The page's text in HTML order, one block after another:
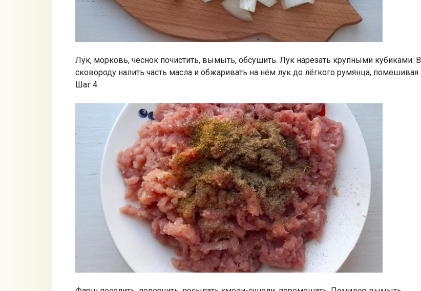
Лук, морковь, чеснок почистить, вымыть, обсушить. Лук нарезать крупными кубиками. В
сковороду налить часть масла и обжаривать на нём лук до лёгкого румянца, помешивая.
Шаг 4